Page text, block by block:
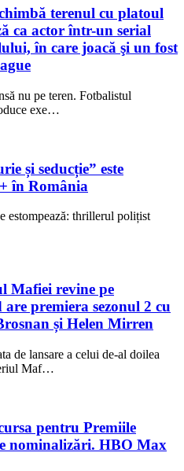
terenul cu platoul
ca actor într-un serial
în care joacă şi un fost
nu pe teren. Fotbalistul
exe…
și seducție” este
în România
estompează: thrillerul polițist
Mafiei revine pe
premiera sezonul 2 cu
și Helen Mirren
de lansare a celui de-al doilea
Maf…
pentru Premiile
nominalizări. HBO Max